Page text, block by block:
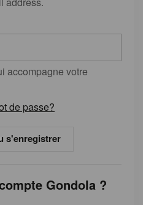
accompagne votre
de passe?
s'enregistrer
Gondola ?